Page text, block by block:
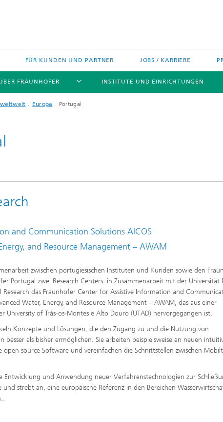
FÜR KUNDEN UND PARTNER JOBS / KARRIERE
FRAUNHOFER INSTITUTE UND EINRICHTUNGEN
Nord- und Südamerika
weltweit Europa Portugal
and Communication Solutions AICOS
and Resource Management – AWAM
zwischen portugiesischen Instituten und Kunden sowie den
Portugal zwei Research Centers: in Zusammenarbeit mit der Universität
das Fraunhofer Center for Assistive Information and
Water, Energy, and Resource Management – AWAM, das aus einer
University of Trás-os-Montes e Alto Douro (UTAD) hervorgegangen ist.
Konzepte und Lösungen, die den Zugang zu und die Nutzung von
als bisher ermöglichen. Sie arbeiten beispielsweise an neuen
source Software und vereinfachen die Schnittstellen zwischen
Entwicklung und Anwendung neuer Verfahrenstechnologien zur
strebt an, eine europäische Referenz in den Bereichen